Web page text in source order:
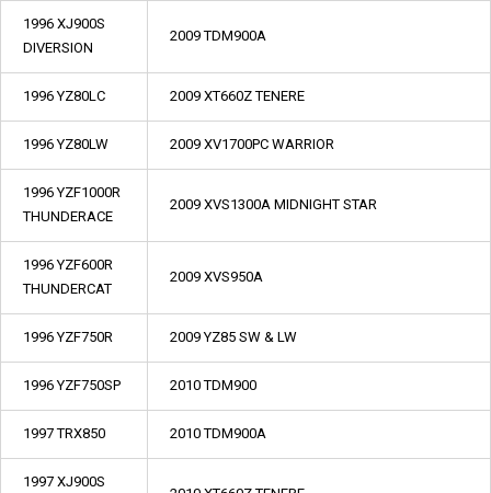
1996 XJ900S
DIVERSION
2009 TDM900A
1996 YZ80LC 2009 XT660Z TENERE
1996 YZ80LW 2009 XV1700PC WARRIOR
1996 YZF1000R
THUNDERACE
2009 XVS1300A MIDNIGHT STAR
1996 YZF600R
THUNDERCAT
2009 XVS950A
1996 YZF750R 2009 YZ85 SW & LW
1996 YZF750SP 2010 TDM900
1997 TRX850 2010 TDM900A
1997 XJ900S